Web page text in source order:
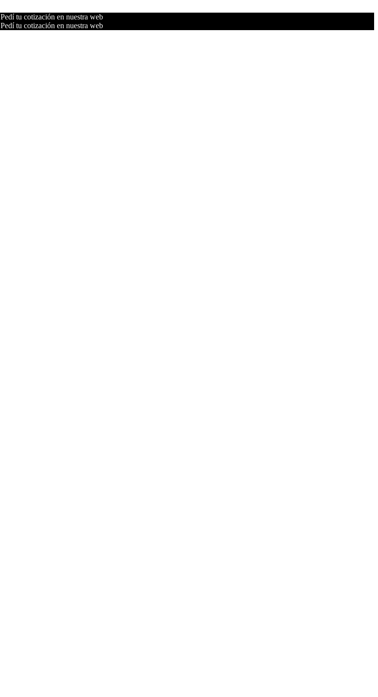
Pedí tu cotización en nuestra web
Pedí tu cotización en nuestra web